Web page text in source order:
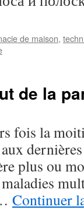
de maison,
de la
fois la
plus ou
Continuer